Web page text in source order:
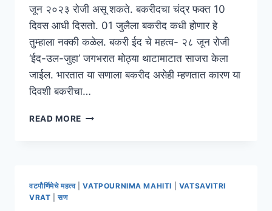
जून २०२३ रोजी असू शकते. बकरीदचा चंद्र फक्त 10
दिवस आधी दिसतो. 01 जुलैला बकरीद कधी होणार हे
तुम्हाला नक्की कळेल. बकरी ईद चे महत्व- २८ जून रोजी
‘ईद-उल-जुहा’ जगभरात मोठ्या थाटामाटात साजरा केला
जाईल. भारतात या सणाला बकरीद असेही म्हणतात कारण या
दिवशी बकरीचा…
READ MORE [2024]
वटपौर्णिमेचे महत्व|VATPOURNIMA MAHITI
VATSAVITRI
VRAT |सण